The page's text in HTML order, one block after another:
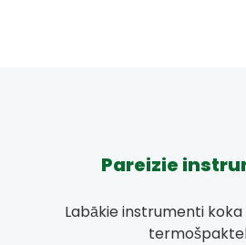
Pareizie
Labākie instrumenti